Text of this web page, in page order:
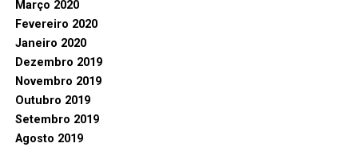
Março 2020
Fevereiro 2020
Janeiro 2020
Dezembro 2019
Novembro 2019
Outubro 2019
Setembro 2019
Agosto 2019